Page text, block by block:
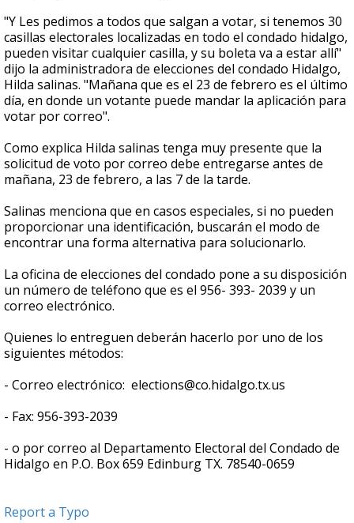
"Y Les pedimos a todos que salgan a votar, si tenemos 30
casillas electorales localizadas en todo el condado hidalgo,
pueden visitar cualquier casilla, y su boleta va a estar allí"
dijo la administradora de elecciones del condado Hidalgo,
Hilda salinas. "Mañana que es el 23 de febrero es el último
día, en donde un votante puede mandar la aplicación para
votar por correo".
Como explica Hilda salinas tenga muy presente que la
solicitud de voto por correo debe entregarse antes de
mañana, 23 de febrero, a las 7 de la tarde.
Salinas menciona que en casos especiales, si no pueden
proporcionar una identificación, buscarán el modo de
encontrar una forma alternativa para solucionarlo.
La oficina de elecciones del condado pone a su disposición
un número de teléfono que es el 956- 393- 2039 y un
correo electrónico.
Quienes lo entreguen deberán hacerlo por uno de los
siguientes métodos:
- Correo electrónico: elections@co.hidalgo.tx.us
- Fax: 956-393-2039
- o por correo al Departamento Electoral del Condado de
Hidalgo en P.O. Box 659 Edinburg TX. 78540-0659
Report a Typo